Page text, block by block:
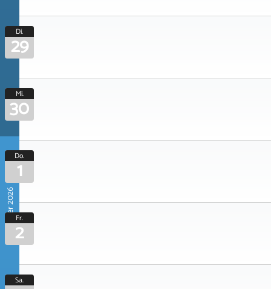
Di.
29
Mi.
30
Oktober 2026
Do.
1
Fr.
2
Sa.